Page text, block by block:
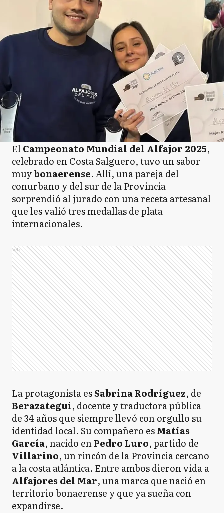
ElCampeonato Mundial del Alfajor 2025,
celebrado en Costa Salguero, tuvo un sabor
muybonaerense. Allí, una pareja del
conurbano y del sur de la Provincia
sorprendió al jurado con una receta artesanal
que les valió tres medallas de plata
internacionales.
Ads
La protagonista esSabrina Rodríguez, de
Berazategui, docente y traductora pública
de 34 años que siempre llevó con orgullo su
identidad local. Su compañero esMatías
García, nacido enPedro Luro, partido de
Villarino, un rincón de la Provincia cercano
a la costa atlántica. Entre ambos dieron vida a
Alfajores del Mar, una marca que nació en
territorio bonaerense y que ya sueña con
expandirse.